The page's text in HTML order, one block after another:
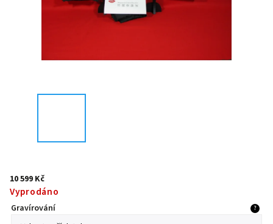
10 599 Kč
Vyprodáno
Gravírování ?